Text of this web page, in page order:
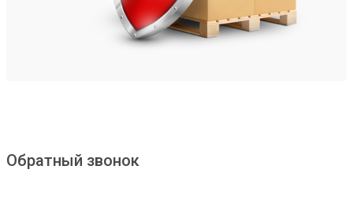
Обратный звонок